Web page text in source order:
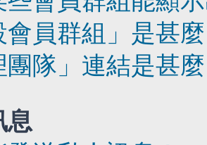
會員群組」是甚
團隊」連結是甚
息